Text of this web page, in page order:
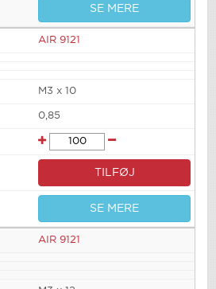
SE MERE
AIR 9121
M3 x 10
0,85
TILFØJ
SE MERE
AIR 9121